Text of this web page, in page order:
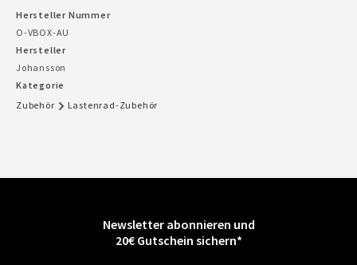
Hersteller Nummer
O-VBOX-AU
Hersteller
Johansson
Kategorie
Zubehör
Lastenrad-Zubehör
Newsletter abonnieren und
20€ Gutschein sichern*